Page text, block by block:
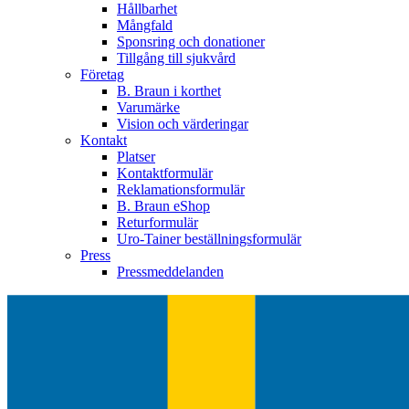
Hållbarhet
Mångfald
Sponsring och donationer
Tillgång till sjukvård
Företag
B. Braun i korthet
Varumärke
Vision och värderingar
Kontakt
Platser
Kontaktformulär
Reklamationsformulär
B. Braun eShop
Returformulär
Uro-Tainer beställningsformulär
Press
Pressmeddelanden